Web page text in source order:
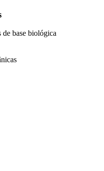
de base biológica